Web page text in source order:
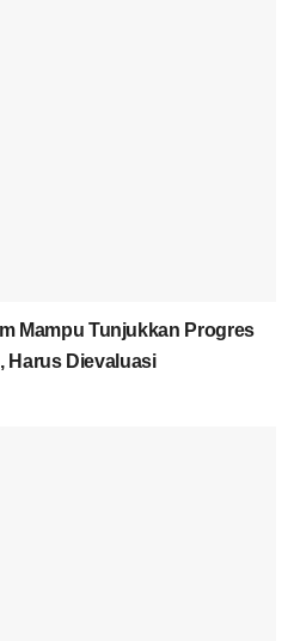
Mampu Tunjukkan Progres
Harus Dievaluasi